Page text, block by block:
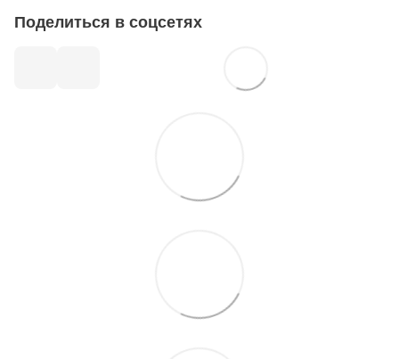
Поделиться в соцсетях